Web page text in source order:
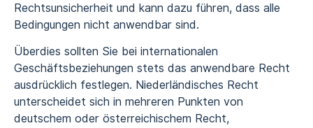
Rechtsunsicherheit und kann dazu führen, dass alle
Bedingungen nicht anwendbar sind.
Überdies sollten Sie bei internationalen
Geschäftsbeziehungen stets das anwendbare Recht
ausdrücklich festlegen. Niederländisches Recht
unterscheidet sich in mehreren Punkten von
deutschem oder österreichischem Recht,